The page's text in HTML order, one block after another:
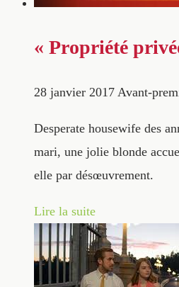
« Propriété
28 janvier 2017 Avant-
Desperate housewife des
mari, une jolie blonde
elle par désœuvrement.
Lire la suite